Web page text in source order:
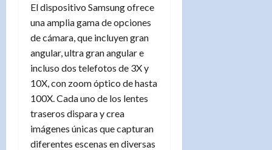
El dispositivo Samsung ofrece
una amplia gama de opciones
de cámara, que incluyen gran
angular, ultra gran angular e
incluso dos telefotos de 3X y
10X, con zoom óptico de hasta
100X. Cada uno de los lentes
traseros dispara y crea
imágenes únicas que capturan
diferentes escenas en diversas